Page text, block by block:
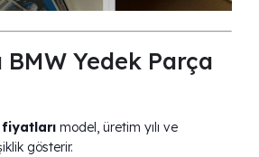
BMW Yedek Parça
fiyatları model, üretim yılı ve
gösterir.